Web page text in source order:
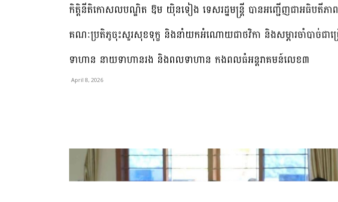
កិត្តិនីតិកោសលបណ្ឌិត ឱម យ៉ិនទៀង ទេសរដ្ឋមន្ត្រី បានអញ្ជើញជាអធិបតីភាព
គណៈប្រតិភូចុះសួរសុខទុក្ខ និងនាំយកអំណោយជាថវិកា និងសម្ភារចាំបាច់ជា
ទាហាន នាយទាហានរង និងពលទាហាន កងពលធំអន្តរាគមន៍លេខ៣
April 8, 2026